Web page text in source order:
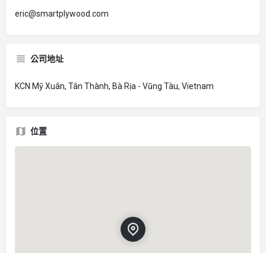
eric@smartplywood.com
公司地址
KCN Mỹ Xuân, Tân Thành, Bà Rịa - Vũng Tàu, Vietnam
位置